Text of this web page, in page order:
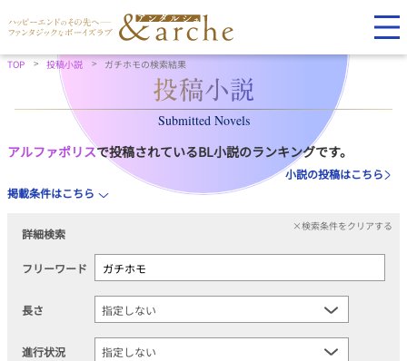
TOP 投稿小説 ガチホモの検索結果
Submitted Novels
アルファポリスで投稿されているBL小説のランキングです。
小説の投稿はこちら
掲載条件はこちら
詳細検索
×検索条件をクリアする
フリーワード
長さ
進行状況